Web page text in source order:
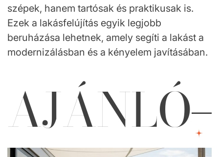
szépek, hanem tartósak és praktikusak is.
Ezek a lakásfelújítás egyik legjobb
beruházása lehetnek, amely segíti a lakást a
modernizálásban és a kényelem javításában.
AJÁNLÓ